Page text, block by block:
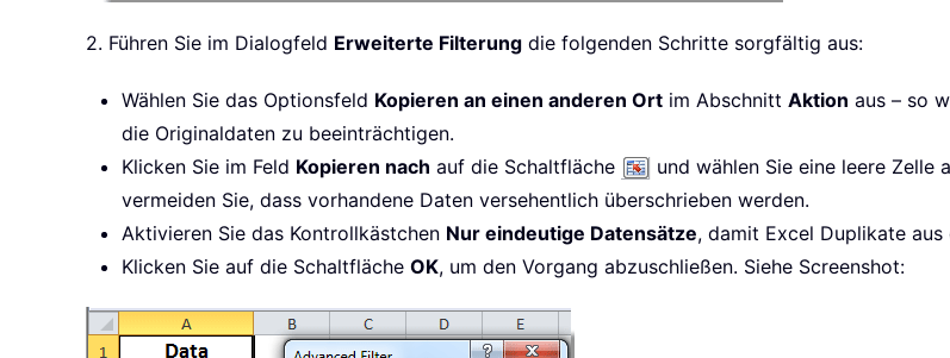
2. Führen Sie im Dialogfeld Erweiterte Filterung die folgenden Schritte sorgfältig aus:
Wählen Sie das Optionsfeld Kopieren an einen anderen Ort im Abschnitt Aktion aus – so
die Originaldaten zu beeinträchtigen.
Klicken Sie im Feld Kopieren nach auf die Schaltfläche
und wählen Sie eine leere
vermeiden Sie, dass vorhandene Daten versehentlich überschrieben werden.
Aktivieren Sie das Kontrollkästchen Nur eindeutige Datensätze, damit Excel Duplikate
Klicken Sie auf die Schaltfläche OK, um den Vorgang abzuschließen. Siehe Screenshot: